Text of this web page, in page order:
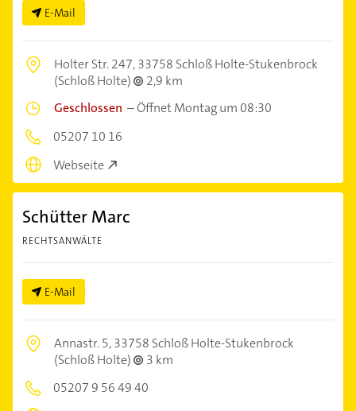
E-Mail
Holter Str. 247,33758 Schloß Holte-Stukenbrock
(Schloß Holte)
2,9 km
Geschlossen –Öffnet Montag um 08:30
05207 10 16
Webseite
Schütter Marc
RECHTSANWÄLTE
E-Mail
Annastr. 5,33758 Schloß Holte-Stukenbrock
(Schloß Holte)
3 km
05207 9 56 49 40